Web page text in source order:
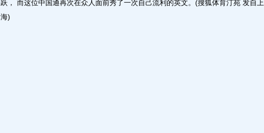
跃， 而这位中国通再次在众人面前秀了一次自己流利的英文。(搜狐体育汀苑 发自上
海)